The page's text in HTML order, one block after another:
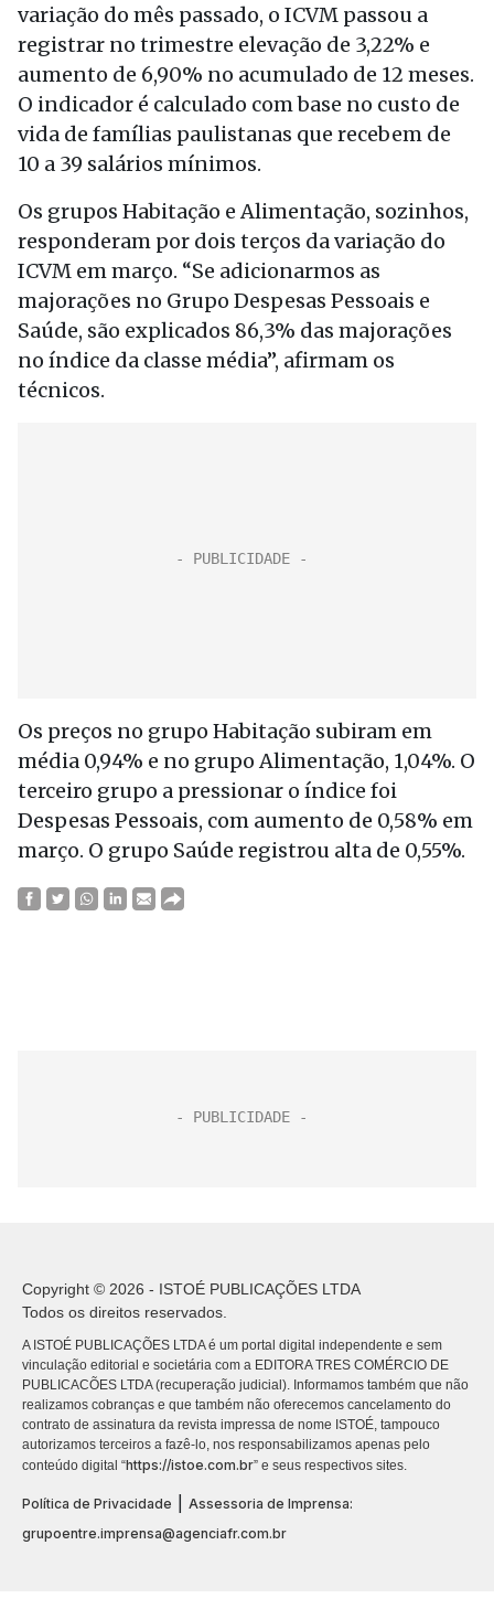
variação do mês passado, o ICVM passou a
registrar no trimestre elevação de 3,22% e
aumento de 6,90% no acumulado de 12 meses.
O indicador é calculado com base no custo de
vida de famílias paulistanas que recebem de
10 a 39 salários mínimos.
Os grupos Habitação e Alimentação, sozinhos,
responderam por dois terços da variação do
ICVM em março. “Se adicionarmos as
majorações no Grupo Despesas Pessoais e
Saúde, são explicados 86,3% das majorações
no índice da classe média”, afirmam os
técnicos.
Os preços no grupo Habitação subiram em
média 0,94% e no grupo Alimentação, 1,04%. O
terceiro grupo a pressionar o índice foi
Despesas Pessoais, com aumento de 0,58% em
março. O grupo Saúde registrou alta de 0,55%.
Copyright © 2026 - ISTOÉ PUBLICAÇÕES LTDA
Todos os direitos reservados.
A ISTOÉ PUBLICAÇÕES LTDA é um portal digital independente e sem
vinculação editorial e societária com a EDITORA TRES COMÉRCIO DE
PUBLICACÕES LTDA (recuperação judicial). Informamos também que não
realizamos cobranças e que também não oferecemos cancelamento do
contrato de assinatura da revista impressa de nome ISTOÉ, tampouco
autorizamos terceiros a fazê-lo, nos responsabilizamos apenas pelo
conteúdo digital “https://istoe.com.br” e seus respectivos sites.
Política de Privacidade
Assessoria de Imprensa:
grupoentre.imprensa@agenciafr.com.br